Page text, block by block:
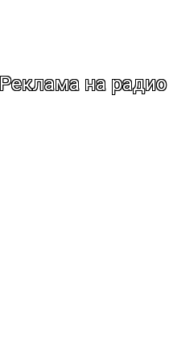
Реклама на радио